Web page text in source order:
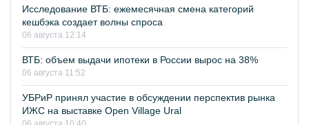
Исследование ВТБ: ежемесячная смена категорий
кешбэка создает волны спроса
06 августа 12:14
ВТБ: объем выдачи ипотеки в России вырос на 38%
06 августа 11:52
УБРиР принял участие в обсуждении перспектив рынка
ИЖС на выставке Open Village Ural